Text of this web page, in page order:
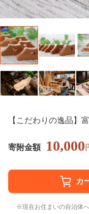
【こだわりの逸品】
寄附金額 10,000
現在お住まいの自治体